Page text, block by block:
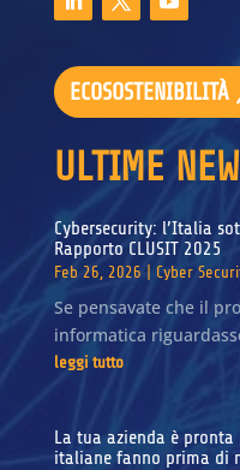
ECOSOSTENIBILITÀ
ULTIME
Cybersecurity: l’Italia
Rapporto CLUSIT 2025
Feb 26, 2026 Cyber
Se pensavate che il
informatica
leggi tutto
La tua azienda è
italiane fanno prima di